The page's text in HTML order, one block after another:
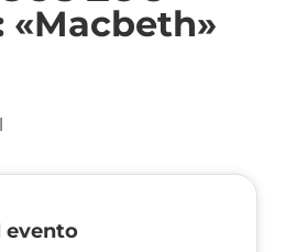
«Macbeth»
evento